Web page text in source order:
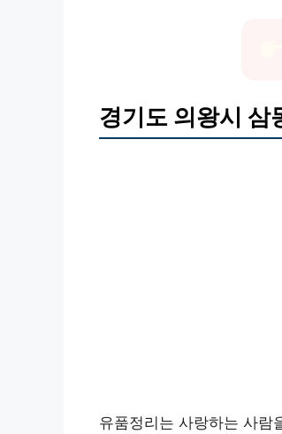
경기도 의왕시 삼
유품정리는 사랑하는 사람